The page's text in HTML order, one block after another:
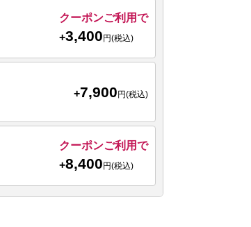
クーポンご利用で
+3,400 円(税込)
+7,900 円(税込)
クーポンご利用で
+8,400 円(税込)